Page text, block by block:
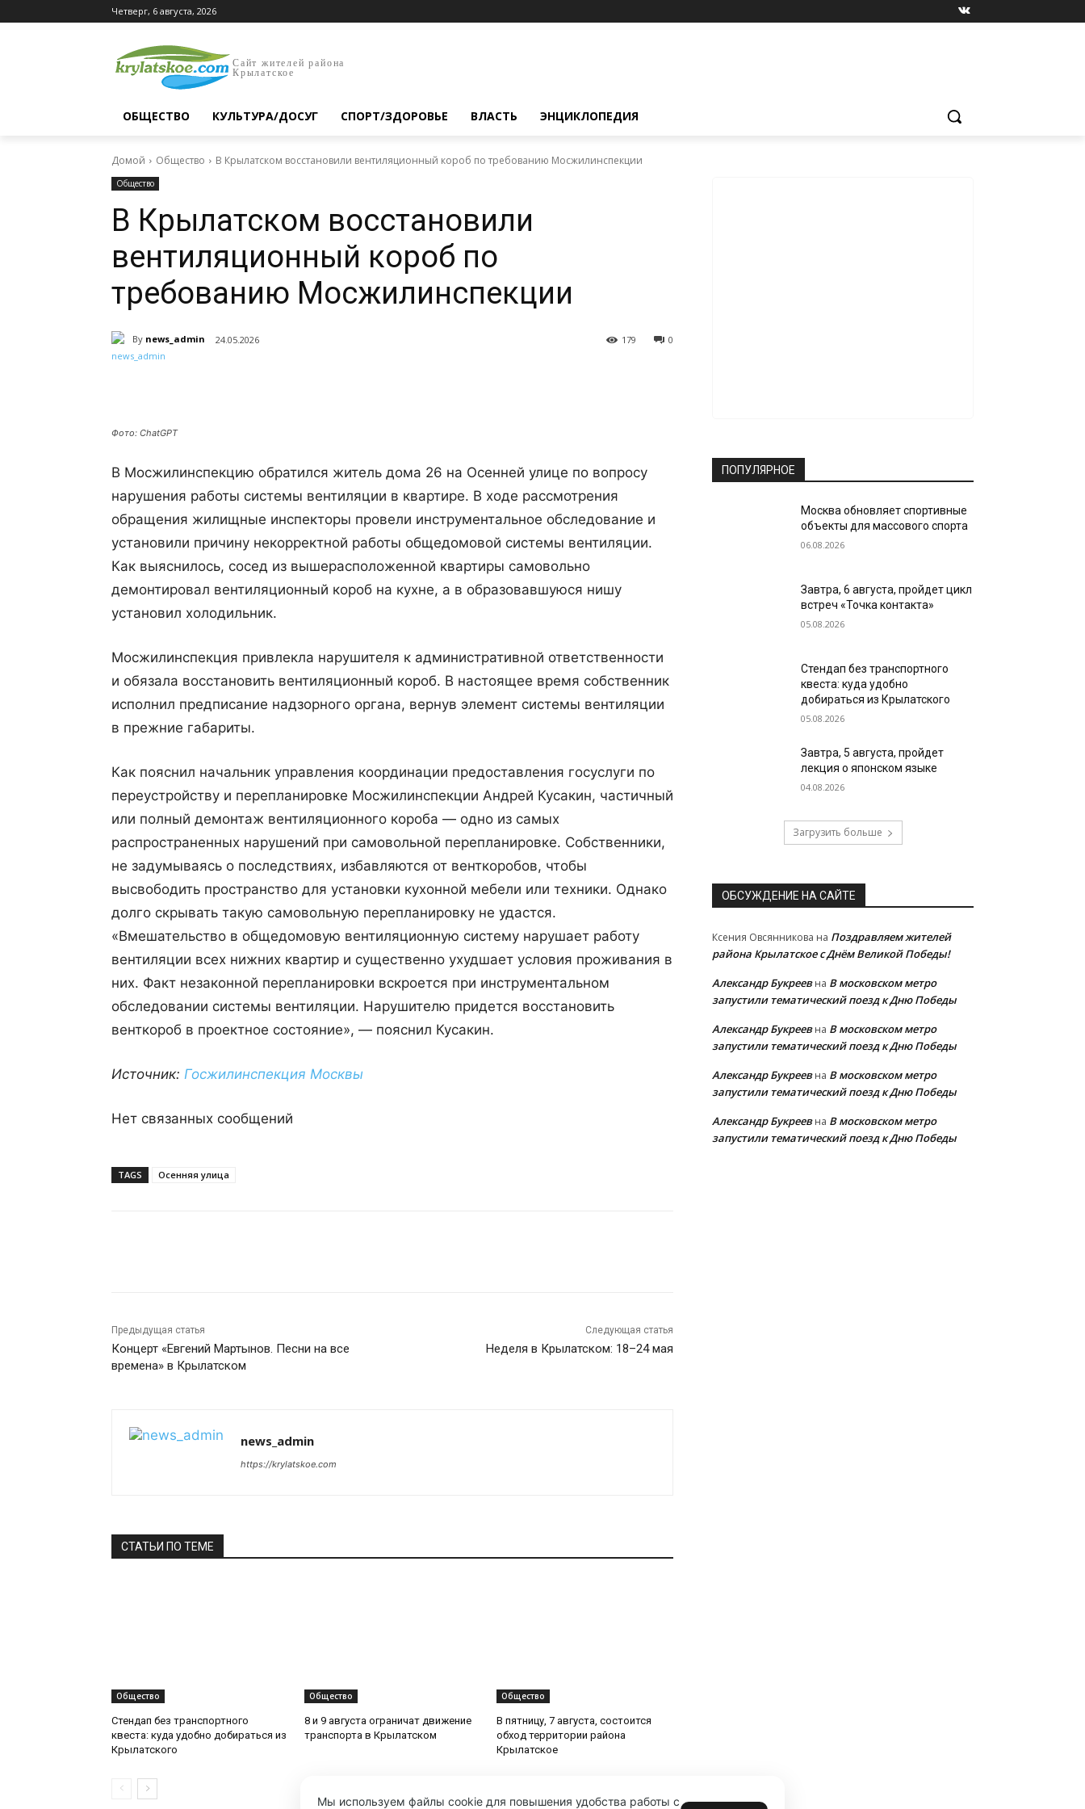
Четверг, 6 августа, 2026
Сайт жителей района
Крылатское
ОБЩЕСТВО КУЛЬТУРА/ДОСУГ СПОРТ/ЗДОРОВЬЕ ВЛАСТЬ ЭНЦИКЛОПЕДИЯ
Домой Общество В Крылатском восстановили вентиляционный короб по требованию Мосжилинспекции
Общество
В Крылатском восстановили
вентиляционный короб по
требованию Мосжилинспекции
By news_admin 24.05.2026 0
179
Фото: ChatGPT
В Мосжилинспекцию обратился житель дома 26 на Осенней улице по вопросу
нарушения работы системы вентиляции в квартире. В ходе рассмотрения
обращения жилищные инспекторы провели инструментальное обследование и
установили причину некорректной работы общедомовой системы вентиляции.
Как выяснилось, сосед из вышерасположенной квартиры самовольно
демонтировал вентиляционный короб на кухне, а в образовавшуюся нишу
установил холодильник.
Мосжилинспекция привлекла нарушителя к административной ответственности
и обязала восстановить вентиляционный короб. В настоящее время собственник
исполнил предписание надзорного органа, вернув элемент системы вентиляции
в прежние габариты.
Как пояснил начальник управления координации предоставления госуслуги по
переустройству и перепланировке Мосжилинспекции Андрей Кусакин, частичный
или полный демонтаж вентиляционного короба — одно из самых
распространенных нарушений при самовольной перепланировке. Собственники,
не задумываясь о последствиях, избавляются от венткоробов, чтобы
высвободить пространство для установки кухонной мебели или техники. Однако
долго скрывать такую самовольную перепланировку не удастся.
«Вмешательство в общедомовую вентиляционную систему нарушает работу
вентиляции всех нижних квартир и существенно ухудшает условия проживания в
них. Факт незаконной перепланировки вскроется при инструментальном
обследовании системы вентиляции. Нарушителю придется восстановить
венткороб в проектное состояние», — пояснил Кусакин.
Источник: Госжилинспекция Москвы
Нет связанных сообщений
TAGS Осенняя улица
Предыдущая статья
Концерт «Евгений Мартынов. Песни на все
времена» в Крылатском
Следующая статья
Неделя в Крылатском: 18–24 мая
news_admin
https://krylatskoe.com
СТАТЬИ ПО ТЕМЕ
Общество
Стендап без транспортного
квеста: куда удобно добираться из
Крылатского
Общество
8 и 9 августа ограничат движение
транспорта в Крылатском
Общество
В пятницу, 7 августа, состоится
обход территории района
Крылатское
ПОПУЛЯРНОЕ
Москва обновляет спортивные
объекты для массового спорта
06.08.2026
Завтра, 6 августа, пройдет цикл
встреч «Точка контакта»
05.08.2026
Стендап без транспортного
квеста: куда удобно
добираться из Крылатского
05.08.2026
Завтра, 5 августа, пройдет
лекция о японском языке
04.08.2026
Загрузить больше
ОБСУЖДЕНИЕ НА САЙТЕ
Ксения Овсянникова на Поздравляем жителей
района Крылатское с Днём Великой Победы!
Александр Букреевна В московском метро
запустили тематический поезд к Дню Победы
Александр Букреевна В московском метро
запустили тематический поезд к Дню Победы
Александр Букреевна В московском метро
запустили тематический поезд к Дню Победы
Александр Букреевна В московском метро
запустили тематический поезд к Дню Победы
Мы используем файлы cookie для повышения удобства работы с